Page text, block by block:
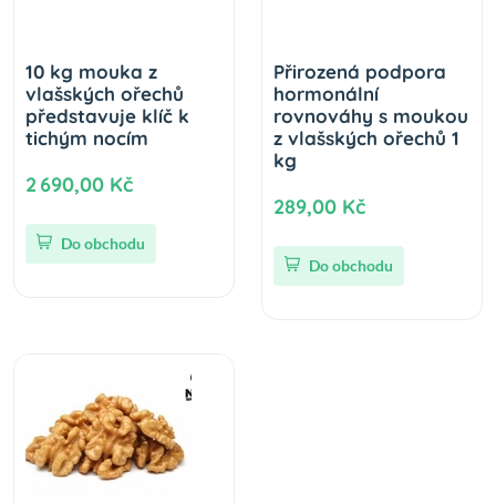
10 kg mouka z
vlašských ořechů
představuje klíč k
tichým nocím
2 690,00 Kč
Do obchodu
Přirozená podpora
hormonální
rovnováhy s moukou
z vlašských ořechů 1
kg
289,00 Kč
Do obchodu